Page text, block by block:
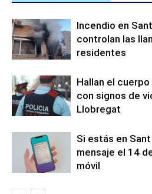
Incendio en
controlan las
residentes
Hallan el
con signos de
Llobregat
Si estás en
mensaje el 14
móvil